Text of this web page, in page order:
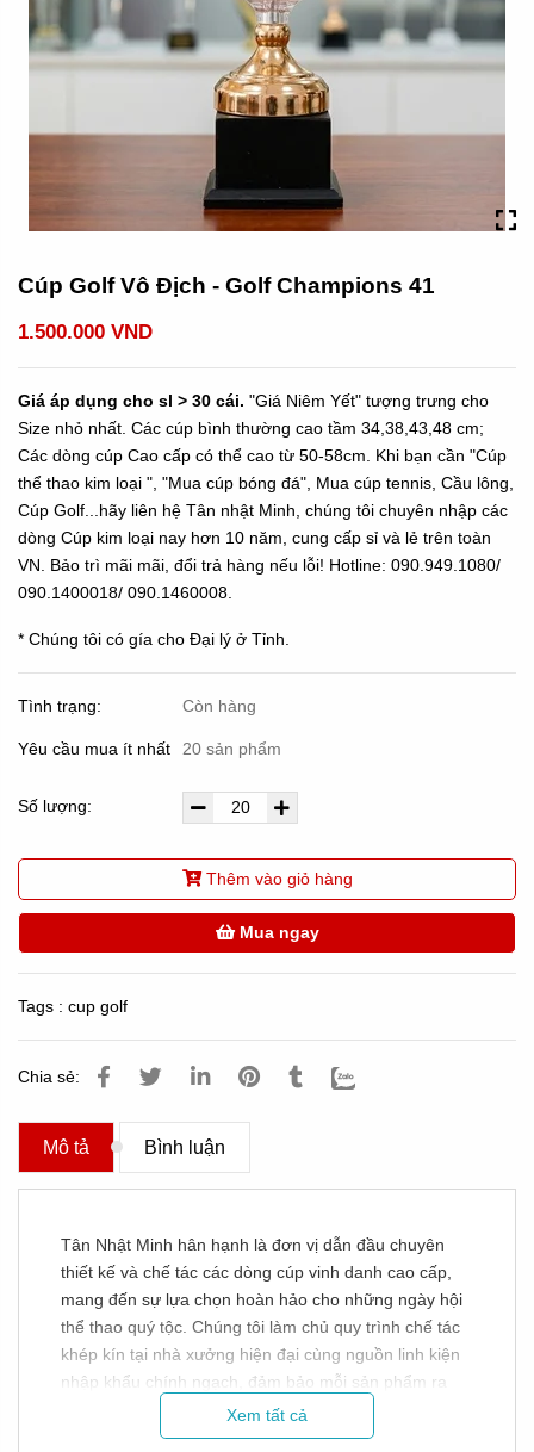
Cúp Golf Vô Địch - Golf Champions 41
1.500.000 VND
Giá áp dụng cho sl > 30 cái. "Giá Niêm Yết" tượng trưng cho
Size nhỏ nhất. Các cúp bình thường cao tầm 34,38,43,48 cm;
Các dòng cúp Cao cấp có thể cao từ 50-58cm. Khi bạn cần "Cúp
thể thao kim loại ", "Mua cúp bóng đá", Mua cúp tennis, Cầu lông,
Cúp Golf...hãy liên hệ Tân nhật Minh, chúng tôi chuyên nhập các
dòng Cúp kim loại nay hơn 10 năm, cung cấp sỉ và lẻ trên toàn
VN. Bảo trì mãi mãi, đổi trả hàng nếu lỗi! Hotline: 090.949.1080/
090.1400018/ 090.1460008.
* Chúng tôi có gía cho Đại lý ở Tỉnh.
Tình trạng: Còn hàng
Yêu cầu mua ít nhất 20 sản phẩm
Số lượng:
Thêm vào giỏ hàng
Mua ngay
Tags : cup golf
Chia sẻ:
Mô tả Bình luận
Tân Nhật Minh hân hạnh là đơn vị dẫn đầu chuyên
thiết kế và chế tác các dòng cúp vinh danh cao cấp,
mang đến sự lựa chọn hoàn hảo cho những ngày hội
thể thao quý tộc. Chúng tôi làm chủ quy trình chế tác
khép kín tại nhà xưởng hiện đại cùng nguồn linh kiện
nhập khẩu chính ngạch, đảm bảo mỗi sản phẩm ra
đời đều đạt độ tinh xảo tối đa. Việc chủ động gia công
trực tiếp giúp đơn vị đem lại cho quý khách hàng mức
Xem tất cả